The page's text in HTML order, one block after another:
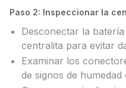
Paso 2: Inspeccionar la
Desconectar la
centralita para evitar
Examinar los
de signos de